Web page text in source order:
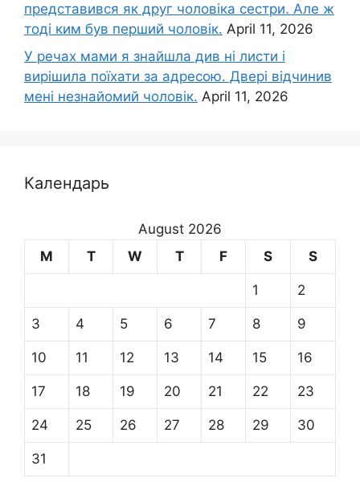
представився як друг чоловіка сестри. Але ж
тоді ким був перший чоловік. April 11, 2026
У речах мами я знайшла див ні листи і
вирішила поїхати за адресою. Двері відчинив
мені незнайомий чоловік. April 11, 2026
Календарь
August 2026
M
T W T F S S
1 2
3 4 5 6 7 8 9
10 11 12 13 14 15 16
17 18 19 20 21 22 23
24 25 26 27 28 29 30
31